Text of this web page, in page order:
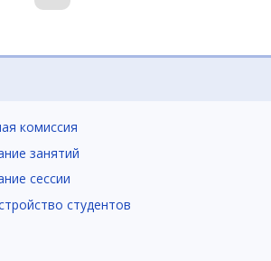
комиссия
занятий
сессии
студентов